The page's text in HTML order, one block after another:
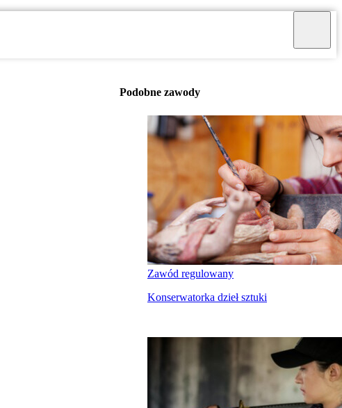
Podobne zawody
Zawód regulowany
Konserwatorka dzieł sztuki